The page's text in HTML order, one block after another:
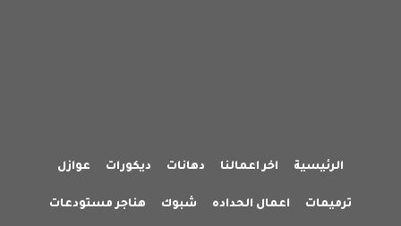
الرئيسية اخر اعمالنا دهانات ديكورات عوازل
ترميمات اعمال الحداده شبوك هناجر مستودعات